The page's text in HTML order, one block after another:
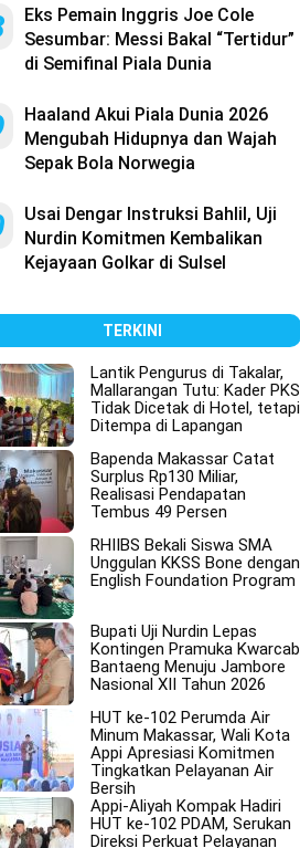
Eks Pemain Inggris Joe Cole
Sesumbar: Messi Bakal “Tertidur”
di Semifinal Piala Dunia
Haaland Akui Piala Dunia 2026
Mengubah Hidupnya dan Wajah
Sepak Bola Norwegia
Usai Dengar Instruksi Bahlil, Uji
Nurdin Komitmen Kembalikan
Kejayaan Golkar di Sulsel
TERKINI
Lantik Pengurus di Takalar,
Mallarangan Tutu: Kader PKS
Tidak Dicetak di Hotel, tetapi
Ditempa di Lapangan
Bapenda Makassar Catat
Surplus Rp130 Miliar,
Realisasi Pendapatan
Tembus 49 Persen
RHIIBS Bekali Siswa SMA
Unggulan KKSS Bone dengan
English Foundation Program
Bupati Uji Nurdin Lepas
Kontingen Pramuka Kwarcab
Bantaeng Menuju Jambore
Nasional XII Tahun 2026
HUT ke-102 Perumda Air
Minum Makassar, Wali Kota
Appi Apresiasi Komitmen
Tingkatkan Pelayanan Air
Bersih
Appi-Aliyah Kompak Hadiri
HUT ke-102 PDAM, Serukan
Direksi Perkuat Pelayanan